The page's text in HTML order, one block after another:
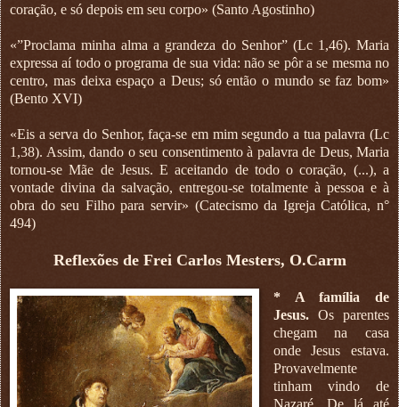
coração, e só depois em seu corpo» (Santo Agostinho)
«”Proclama minha alma a grandeza do Senhor” (Lc 1,46). Maria
expressa aí todo o programa de sua vida: não se pôr a se mesma no
centro, mas deixa espaço a Deus; só então o mundo se faz bom»
(Bento XVI)
«Eis a serva do Senhor, faça-se em mim segundo a tua palavra (Lc
1,38). Assim, dando o seu consentimento à palavra de Deus, Maria
tornou-se Mãe de Jesus. E aceitando de todo o coração, (...), a
vontade divina da salvação, entregou-se totalmente à pessoa e à
obra do seu Filho para servir» (Catecismo da Igreja Católica, n°
494)
Reflexões de Frei Carlos Mesters, O.Carm
* A família de
Jesus.Os parentes
chegam na casa
onde Jesus estava.
Provavelmente
tinham vindo de
Nazaré. De lá até